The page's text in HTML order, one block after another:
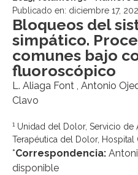
Publicado en: diciembre 17,
Bloqueos del
simpático.
comunes bajo
fluoroscópico
L. Aliaga Font , Antonio
Clavo
1Unidad del Dolor, Servicio de
Terapéutica del Dolor,
*Correspondencia:
disponible